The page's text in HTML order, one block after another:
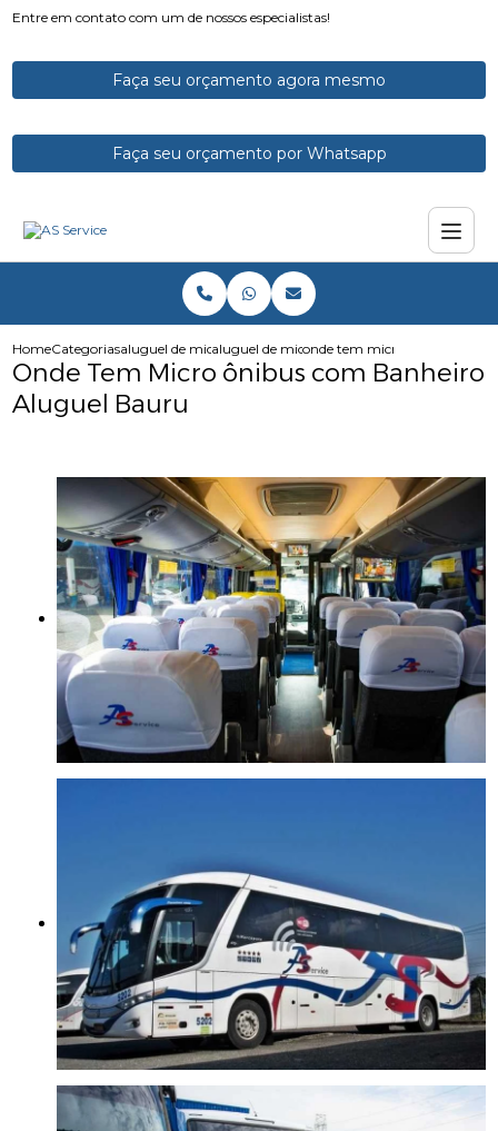
Entre em contato com um de nossos especialistas!
Faça seu orçamento agora mesmo
Faça seu orçamento por Whatsapp
HomeCategoriasaluguel de micro onibusaluguel de micro onibus para excursao
onde tem micro onibus com
Onde Tem Micro ônibus com Banheiro
Aluguel Bauru